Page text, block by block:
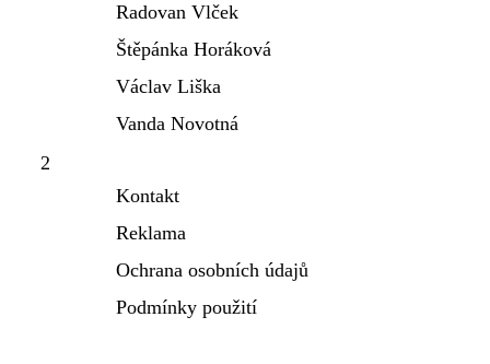
2
Radovan Vlček
Štěpánka Horáková
Václav Liška
Vanda Novotná
Kontakt
Reklama
Ochrana osobních údajů
Podmínky použití